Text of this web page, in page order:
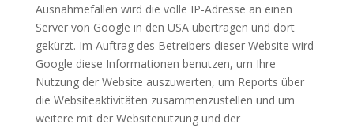
Ausnahmefällen wird die volle IP-Adresse an einen
Server von Google in den USA übertragen und dort
gekürzt. Im Auftrag des Betreibers dieser Website wird
Google diese Informationen benutzen, um Ihre
Nutzung der Website auszuwerten, um Reports über
die Websiteaktivitäten zusammenzustellen und um
weitere mit der Websitenutzung und der